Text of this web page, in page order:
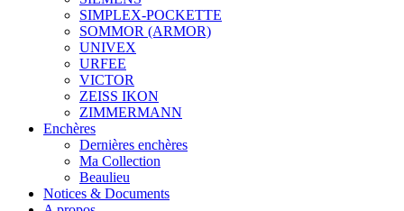
SIMPLEX-POCKETTE
SOMMOR (ARMOR)
UNIVEX
URFEE
VICTOR
ZEISS IKON
ZIMMERMANN
Enchères
Dernières enchères
Ma Collection
Beaulieu
Notices & Documents